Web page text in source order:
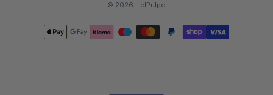
© 2026 - elPulpo